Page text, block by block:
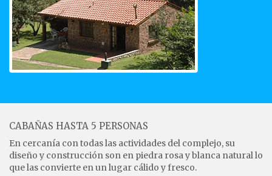
CABAÑAS HASTA 5 PERSONAS
En cercanía con todas las actividades del complejo, su
diseño y construcción son en piedra rosa y blanca natural lo
que las convierte en un lugar cálido y fresco.